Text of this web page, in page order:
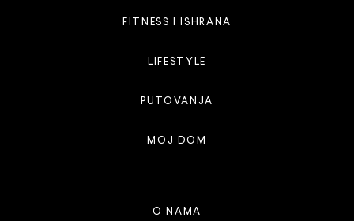
FITNESS I ISHRANA
LIFESTYLE
PUTOVANJA
MOJ DOM
O NAMA